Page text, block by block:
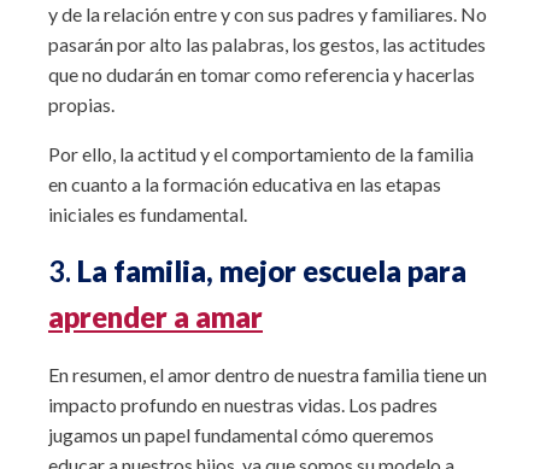
y de la relación entre y con sus padres y familiares. No
pasarán por alto las palabras, los gestos, las actitudes
que no dudarán en tomar como referencia y hacerlas
propias.
Por ello, la actitud y el comportamiento de la familia
en cuanto a la formación educativa en las etapas
iniciales es fundamental.
3. La familia, mejor escuela para
aprender a amar
En resumen, el amor dentro de nuestra familia tiene un
impacto profundo en nuestras vidas. Los padres
jugamos un papel fundamental cómo queremos